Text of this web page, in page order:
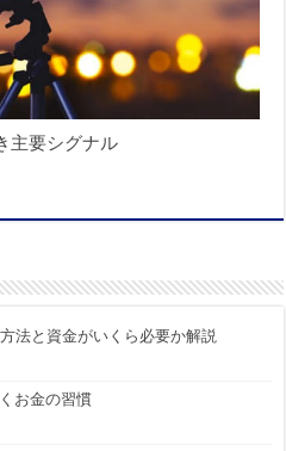
主要シグナル
法と資金がいくら必要か解説
お金の習慣